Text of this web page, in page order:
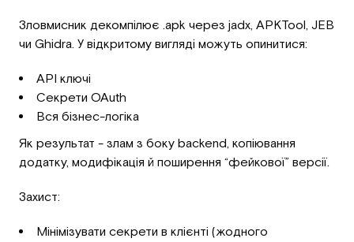
Зловмисник декомпілює .apk через jadx, APKTool, JEB
чи Ghidra. У відкритому вигляді можуть опинитися:
API ключі
Секрети OAuth
Вся бізнес-логіка
Як результат - злам з боку backend, копіювання
додатку, модифікація й поширення “фейкової” версії.
Захист:
Мінімізувати секрети в клієнті (жодного